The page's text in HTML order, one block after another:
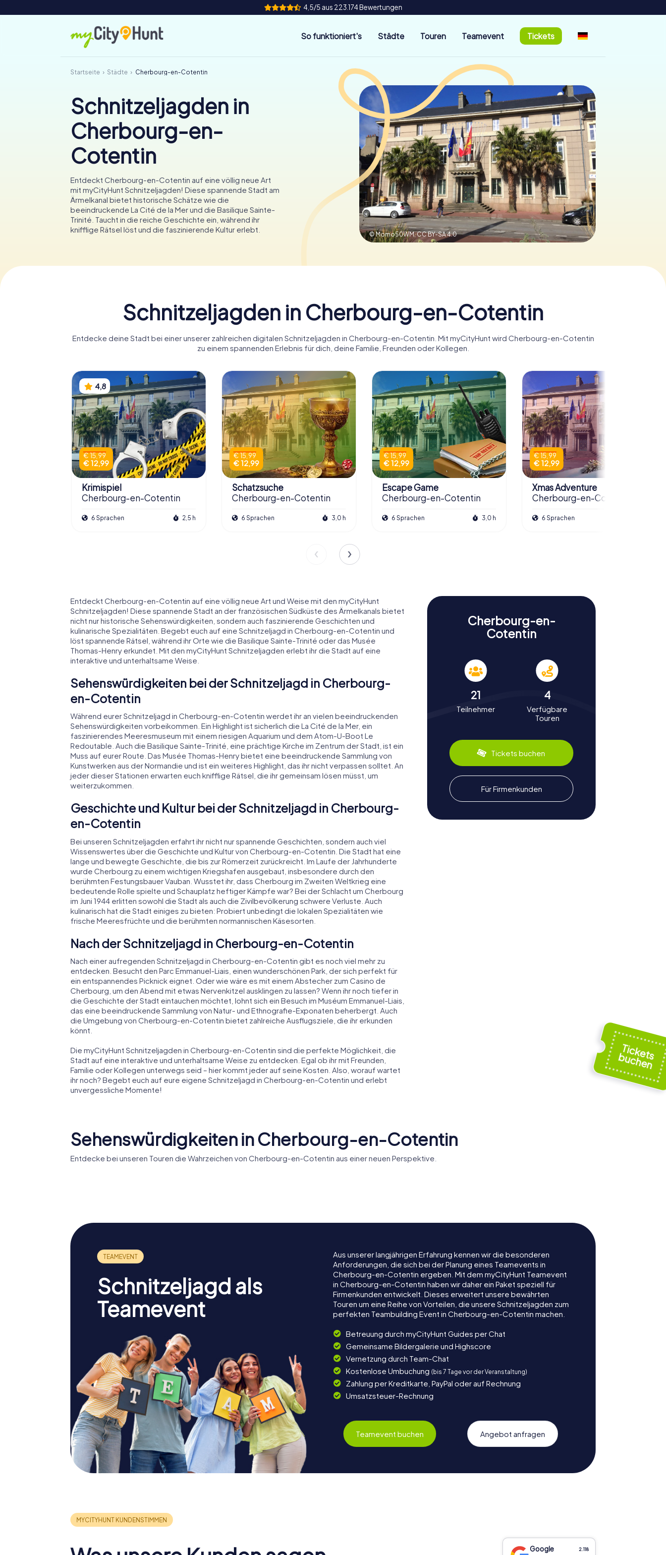
4,5/5 aus 223.174 Bewertungen
So funktioniert's Städte Touren Teamevent Tickets
Startseite Städte Cherbourg-en-Cotentin
Schnitzeljagden in
Cherbourg-en-
Cotentin
Entdeckt Cherbourg-en-Cotentin auf eine völlig neue Art
mit myCityHunt Schnitzeljagden! Diese spannende Stadt am
Ärmelkanal bietet historische Schätze wie die
beeindruckende La Cité de la Mer und die Basilique Sainte-
Trinité. Taucht in die reiche Geschichte ein, während ihr
knifflige Rätsel löst und die faszinierende Kultur erlebt.
© Momo50WM,CC BY-SA 4.0
Schnitzeljagden in Cherbourg-en-Cotentin
Entdecke deine Stadt bei einer unserer zahlreichen digitalen Schnitzeljagden in Cherbourg-en-Cotentin. Mit myCityHunt wird Cherbourg-en-Cotentin
zu einem spannenden Erlebnis für dich, deine Familie, Freunden oder Kollegen.
4,8
€ 15,99
€ 12,99
Krimispiel
Cherbourg-en-Cotentin
6 Sprachen 2,5 h
€ 15,99
€ 12,99
Schatzsuche
Cherbourg-en-Cotentin
6 Sprachen 3,0 h
€ 15,99
€ 12,99
Escape Game
Cherbourg-en-Cotentin
6 Sprachen 3,0 h
€ 15,99
€ 12,99
Xmas Adventure
Cherbourg-en-Cotentin
6 Sprachen
Entdeckt Cherbourg-en-Cotentin auf eine völlig neue Art und Weise mit den myCityHunt
Schnitzeljagden! Diese spannende Stadt an der französischen Südküste des Ärmelkanals bietet
nicht nur historische Sehenswürdigkeiten, sondern auch faszinierende Geschichten und
kulinarische Spezialitäten. Begebt euch auf eine Schnitzeljagd in Cherbourg-en-Cotentin und
löst spannende Rätsel, während ihr Orte wie die Basilique Sainte-Trinité oder das Musée
Thomas-Henry erkundet. Mit den myCityHunt Schnitzeljagden erlebt ihr die Stadt auf eine
interaktive und unterhaltsame Weise.
Sehenswürdigkeiten bei der Schnitzeljagd in Cherbourg-
en-Cotentin
Während eurer Schnitzeljagd in Cherbourg-en-Cotentin werdet ihr an vielen beeindruckenden
Sehenswürdigkeiten vorbeikommen. Ein Highlight ist sicherlich die La Cité de la Mer, ein
faszinierendes Meeresmuseum mit einem riesigen Aquarium und dem Atom-U-Boot Le
Redoutable. Auch die Basilique Sainte-Trinité, eine prächtige Kirche im Zentrum der Stadt, ist ein
Muss auf eurer Route. Das Musée Thomas-Henry bietet eine beeindruckende Sammlung von
Kunstwerken aus der Normandie und ist ein weiteres Highlight, das ihr nicht verpassen solltet. An
jeder dieser Stationen erwarten euch knifflige Rätsel, die ihr gemeinsam lösen müsst, um
weiterzukommen.
Geschichte und Kultur bei der Schnitzeljagd in Cherbourg-
en-Cotentin
Bei unseren Schnitzeljagden erfahrt ihr nicht nur spannende Geschichten, sondern auch viel
Wissenswertes über die Geschichte und Kultur von Cherbourg-en-Cotentin. Die Stadt hat eine
lange und bewegte Geschichte, die bis zur Römerzeit zurückreicht. Im Laufe der Jahrhunderte
wurde Cherbourg zu einem wichtigen Kriegshafen ausgebaut, insbesondere durch den
berühmten Festungsbauer Vauban. Wusstet ihr, dass Cherbourg im Zweiten Weltkrieg eine
bedeutende Rolle spielte und Schauplatz heftiger Kämpfe war? Bei der Schlacht um Cherbourg
im Juni 1944 erlitten sowohl die Stadt als auch die Zivilbevölkerung schwere Verluste. Auch
kulinarisch hat die Stadt einiges zu bieten: Probiert unbedingt die lokalen Spezialitäten wie
frische Meeresfrüchte und die berühmten normannischen Käsesorten.
Nach der Schnitzeljagd in Cherbourg-en-Cotentin
Nach einer aufregenden Schnitzeljagd in Cherbourg-en-Cotentin gibt es noch viel mehr zu
entdecken. Besucht den Parc Emmanuel-Liais, einen wunderschönen Park, der sich perfekt für
ein entspannendes Picknick eignet. Oder wie wäre es mit einem Abstecher zum Casino de
Cherbourg, um den Abend mit etwas Nervenkitzel ausklingen zu lassen? Wenn ihr noch tiefer in
die Geschichte der Stadt eintauchen möchtet, lohnt sich ein Besuch im Muséum Emmanuel-Liais,
das eine beeindruckende Sammlung von Natur- und Ethnografie-Exponaten beherbergt. Auch
die Umgebung von Cherbourg-en-Cotentin bietet zahlreiche Ausflugsziele, die ihr erkunden
könnt.
Die myCityHunt Schnitzeljagden in Cherbourg-en-Cotentin sind die perfekte Möglichkeit, die
Stadt auf eine interaktive und unterhaltsame Weise zu entdecken. Egal ob ihr mit Freunden,
Familie oder Kollegen unterwegs seid – hier kommt jeder auf seine Kosten. Also, worauf wartet
ihr noch? Begebt euch auf eure eigene Schnitzeljagd in Cherbourg-en-Cotentin und erlebt
unvergessliche Momente!
Cherbourg-en-
Cotentin
21
Teilnehmer
4
Verfügbare
Touren
Tickets buchen
Für Firmenkunden
Sehenswürdigkeiten in Cherbourg-en-Cotentin
Entdecke bei unseren Touren die Wahrzeichen von Cherbourg-en-Cotentin aus einer neuen Perspektive.
Schnitzeljagd als
Teamevent
Aus unserer langjährigen Erfahrung kennen wir die besonderen
Anforderungen, die sich bei der Planung eines Teamevents in
Cherbourg-en-Cotentin ergeben. Mit dem myCityHunt Teamevent
in Cherbourg-en-Cotentin haben wir daher ein Paket speziell für
Firmenkunden entwickelt. Dieses erweitert unsere bewährten
Touren um eine Reihe von Vorteilen, die unsere Schnitzeljagden zum
perfekten Teambuilding Event in Cherbourg-en-Cotentin machen.
Betreuung durch myCityHunt Guides per Chat
Gemeinsame Bildergalerie und Highscore
Vernetzung durch Team-Chat
Kostenlose Umbuchung (bis 7 Tage vor der Veranstaltung)
Zahlung per Kreditkarte, PayPal oder auf Rechnung
Umsatzsteuer-Rechnung
Teamevent buchen Angebot anfragen
Google 2.118